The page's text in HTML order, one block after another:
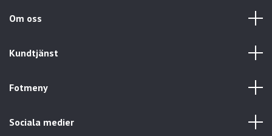
Om oss
Kundtjänst
Fotmeny
Sociala medier